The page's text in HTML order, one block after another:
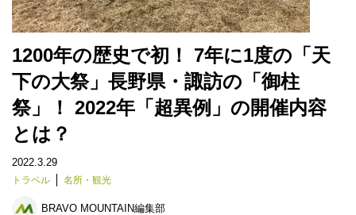
1200年の歴史で初！ 7年に1度の「天
下の大祭」長野県・諏訪の「御柱
祭」！ 2022年「超異例」の開催内容
とは？
2022.3.29
トラベル 名所・観光
BRAVO MOUNTAIN編集部